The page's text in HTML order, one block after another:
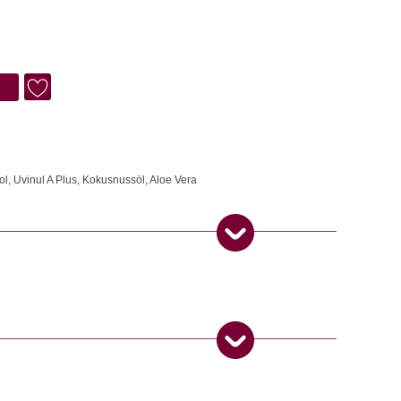
Uvinul A Plus, Kokusnussöl, Aloe Vera
nicht aussehen lässt wie weisse Gespenster. Entwickelt für aktive
bleibt dort, wo es gebraucht wird – auf der Haut. Geeignet ab
Mit nur einem erbsengrossen Tropfen für Gesicht Hals und
sich bis 2 Stunden im Wasser aufhalten. Biologisch abbaubare